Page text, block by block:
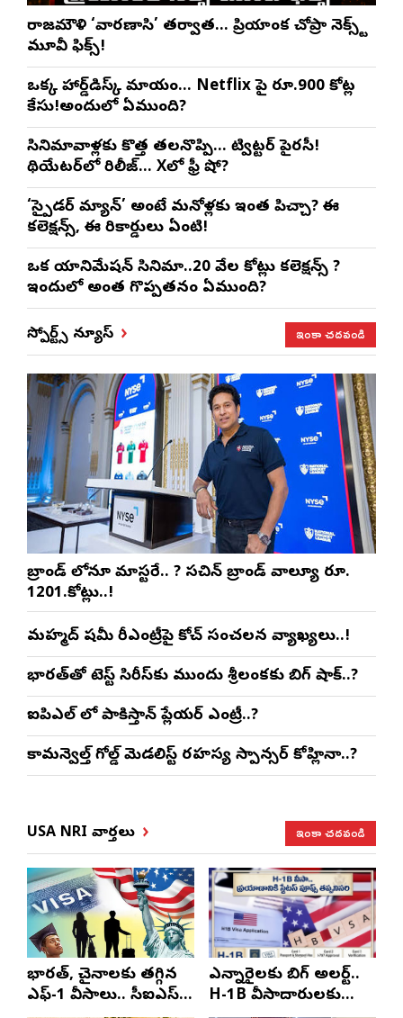
రాజమౌళి ‘వారణాసి’ తర్వాత… ప్రియాంక చోప్రా నెక్స్ట్
మూవీ ఫిక్స్!
ఒక్క హార్డ్‌డిస్క్ మాయం… Netflix పై రూ.900 కోట్ల
కేసు!అందులో ఏముంది?
సినిమావాళ్లకు కొత్త తలనొప్పి… ట్విట్టర్ పైరసీ!
థియేటర్‌లో రిలీజ్… Xలో ఫ్రీ షో?
‘స్పైడర్ మ్యాన్’ అంటే మనోళ్లకు ఇంత పిచ్చా? ఈ
కలెక్షన్స్, ఈ రికార్డులు ఏంటి!
ఒక యానిమేషన్ సినిమా..20 వేల కోట్లు కలెక్షన్స్ ?
ఇందులో అంత గొప్పతనం ఏముంది?
స్పోర్ట్స్ న్యూస్ ఇంకా చదవండి
బ్రాండ్ లోనూ మాస్టరే.. ? సచిన్ బ్రాండ్ వాల్యూ రూ.
1201.కోట్లు..!
మహ్మద్ షమీ రీఎంట్రీపై కోచ్ సంచలన వ్యాఖ్యలు..!
భారత్‌తో టెస్ట్ సిరీస్‌కు ముందు శ్రీలంకకు బిగ్ షాక్..?
ఐపిఎల్ లో పాకిస్తాన్ ప్లేయర్ ఎంట్రీ..?
కామన్వెల్త్ గోల్డ్ మెడలిస్ట్ రహస్య స్పాన్సర్ కోహ్లినా..?
USA NRI వార్తలు ఇంకా చదవండి
భారత్, చైనాలకు తగ్గిన
ఎఫ్-1 వీసాలు.. సీఐఎస్
ఎన్నారైలకు బిగ్ అలర్ట్..
H-1B వీసాదారులకు